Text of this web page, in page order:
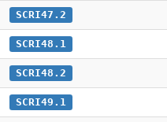
SCRI47.2
SCRI48.1
SCRI48.2
SCRI49.1